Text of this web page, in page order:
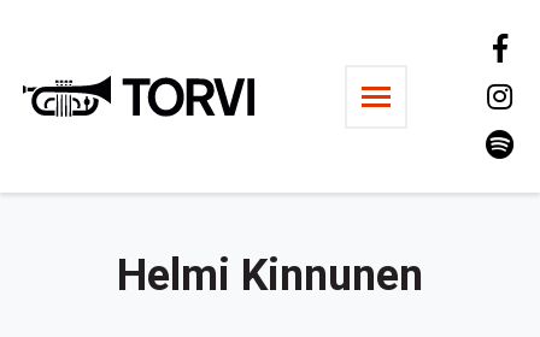
Ravintola Torvi
Helmi Kinnunen